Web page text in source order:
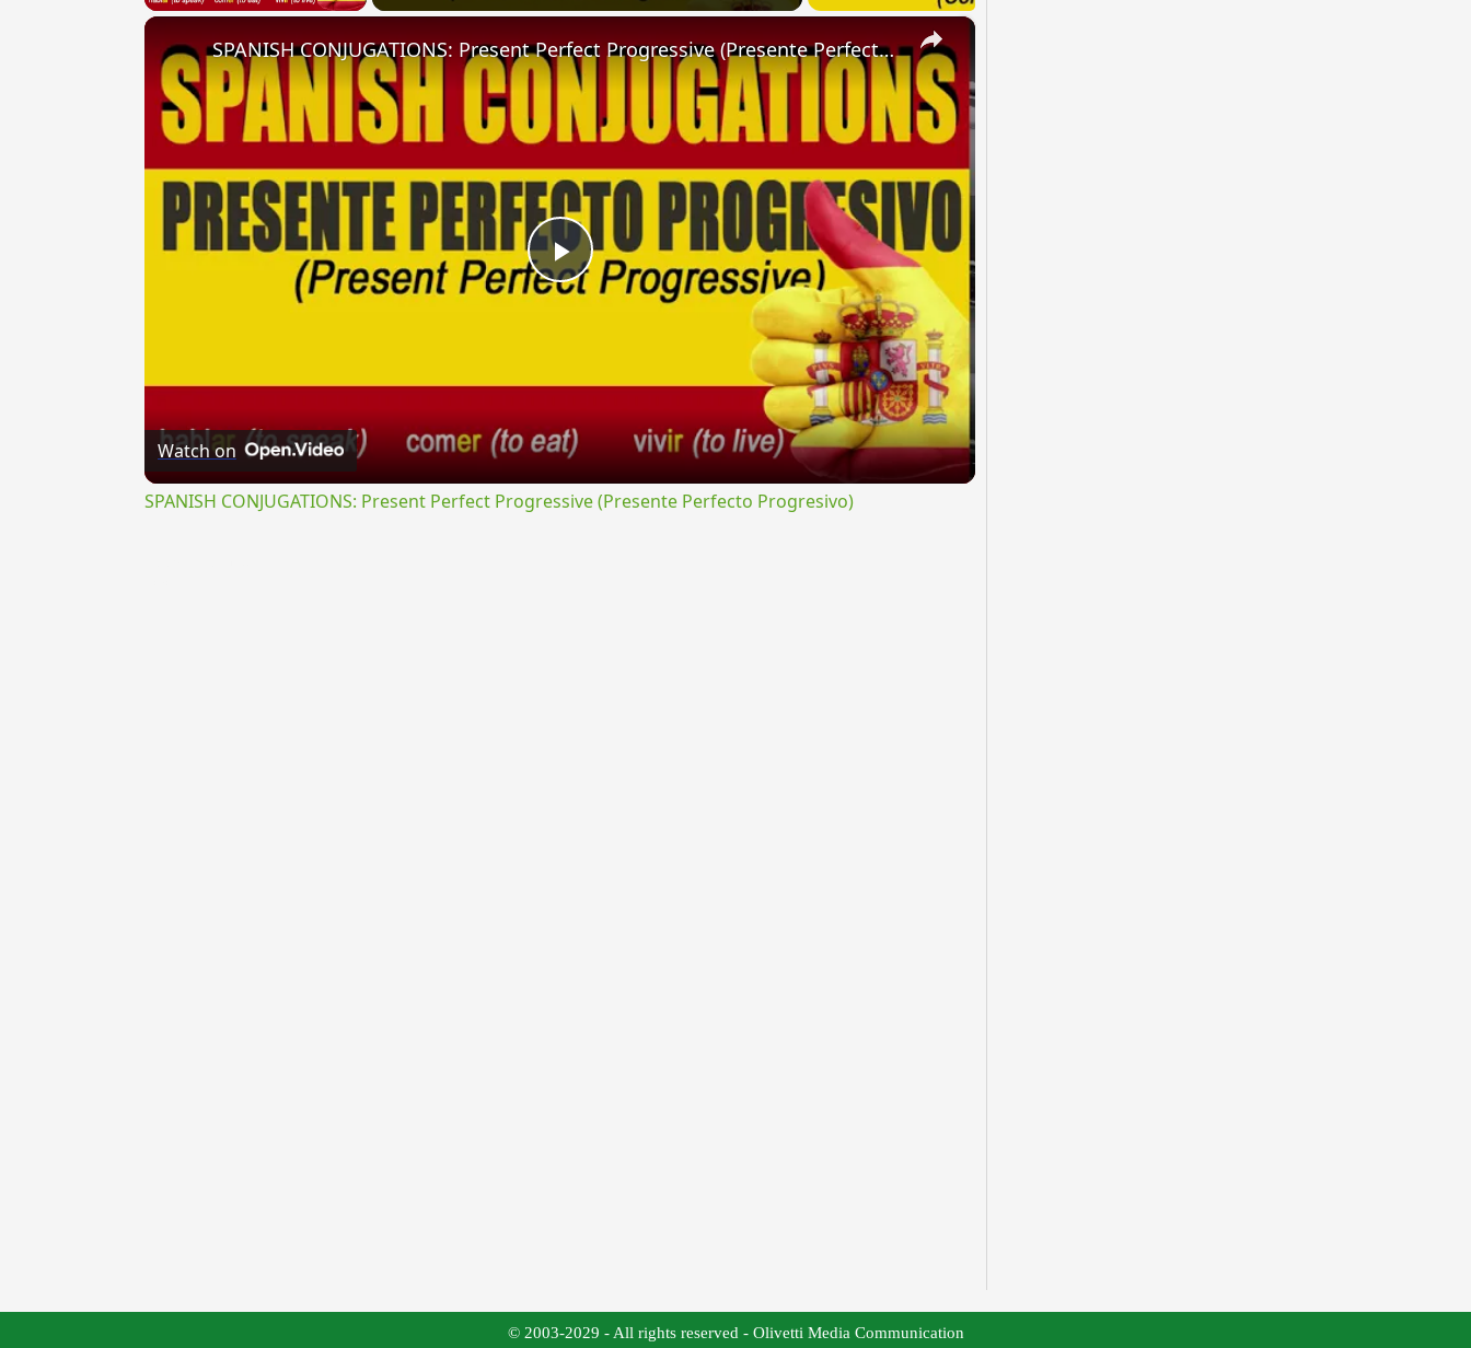
×
Play
SPANISH CONJUGATIONS: Present Perfect Progressive (Presente Perfecto Progresivo)
Watch on
SPANISH CONJUGATIONS: Present Perfect Progressive (Presente Perfecto Progresivo)
© 2003-2029 - All rights reserved - Olivetti Media Communication